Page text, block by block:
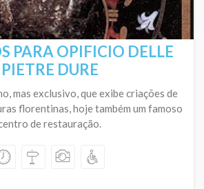
PARA OPIFICIO DELLE
PIETRE DURE
mas exclusivo, que exibe criações de
florentinas, hoje também um famoso
de restauração.